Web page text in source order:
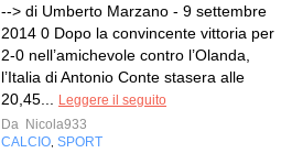
--> di Umberto Marzano - 9 settembre
2014 0 Dopo la convincente vittoria per
2-0 nell’amichevole contro l’Olanda,
l’Italia di Antonio Conte stasera alle
20,45...
Leggere il seguito
Da Nicola933
CALCIO SPORT